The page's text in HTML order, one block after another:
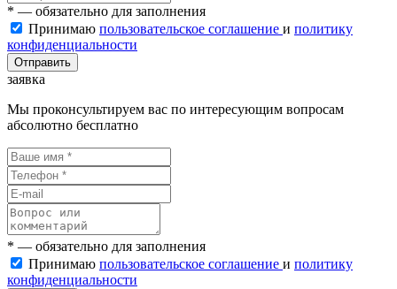
* — обязательно для заполнения
Принимаю пользовательское соглашение и политику
конфиденциальности
Отправить
заявка
Мы проконсультируем вас по интересующим вопросам
абсолютно бесплатно
* — обязательно для заполнения
Принимаю пользовательское соглашение и политику
конфиденциальности